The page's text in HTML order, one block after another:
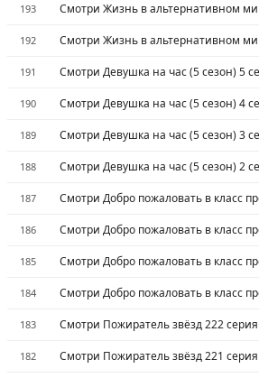
193 Смотри Жизнь в альтернативном
192 Смотри Жизнь в альтернативном
191 Смотри Девушка на час (5 сезон) 5
190 Смотри Девушка на час (5 сезон) 4
189 Смотри Девушка на час (5 сезон) 3
188 Смотри Девушка на час (5 сезон) 2
187 Смотри Добро пожаловать в класс
186 Смотри Добро пожаловать в класс
185 Смотри Добро пожаловать в класс
184 Смотри Добро пожаловать в класс
183 Смотри Пожиратель звёзд 222
182 Смотри Пожиратель звёзд 221